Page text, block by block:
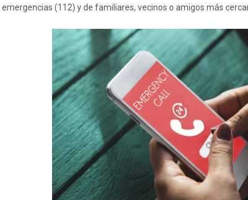
emergencias (112) y de familiares, vecinos o amigos más